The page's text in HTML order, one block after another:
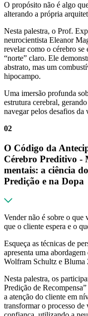
O propósito não é algo
alterando a própria
Nesta palestra, o Prof.
neurocientista Eleanor
revelar como o cérebro se
“norte” claro. Ele
abstrato, mas um
hipocampo.
Uma imersão profunda
estrutura cerebral,
navegar pelos desafios da
02
O Código da
Cérebro Preditivo -
mentais: a ciência
Predição e na Dopa
Vender não é sobre o que
que o cliente espera e o
Esqueça as técnicas de
apresenta uma
Wolfram Schultz e Bluma
Nesta palestra, os
Predição de
a atenção do cliente em
transformar o processo de